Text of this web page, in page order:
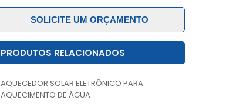
SOLICITE UM ORÇAMENTO
PRODUTOS RELACIONADOS
AQUECEDOR SOLAR ELETRÔNICO PARA
AQUECIMENTO DE ÁGUA